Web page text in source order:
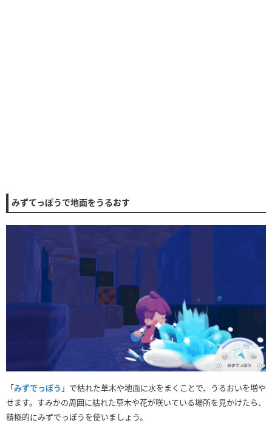
みずてっぽうで地面をうるおす
「みずでっぽう 」で枯れた草木や地面に水をまくことで、うるおいを増や
せます。すみかの周囲に枯れた草木や花が咲いている場所を見かけたら、
積極的にみずでっぽうを使いましょう。